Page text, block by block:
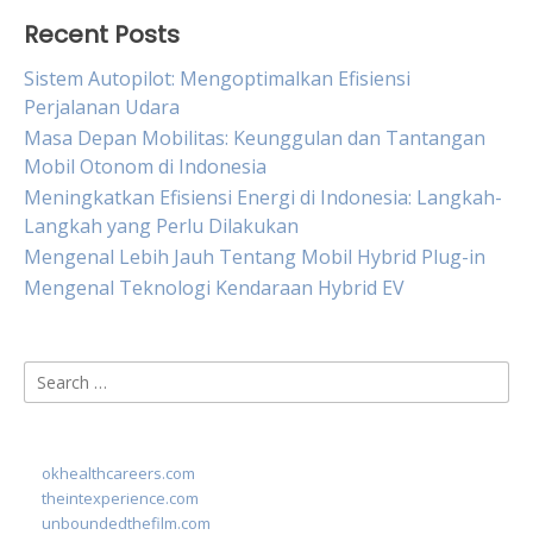
Recent Posts
Sistem Autopilot: Mengoptimalkan Efisiensi
Perjalanan Udara
Masa Depan Mobilitas: Keunggulan dan Tantangan
Mobil Otonom di Indonesia
Meningkatkan Efisiensi Energi di Indonesia: Langkah-
Langkah yang Perlu Dilakukan
Mengenal Lebih Jauh Tentang Mobil Hybrid Plug-in
Mengenal Teknologi Kendaraan Hybrid EV
Search
for:
okhealthcareers.com
theintexperience.com
unboundedthefilm.com